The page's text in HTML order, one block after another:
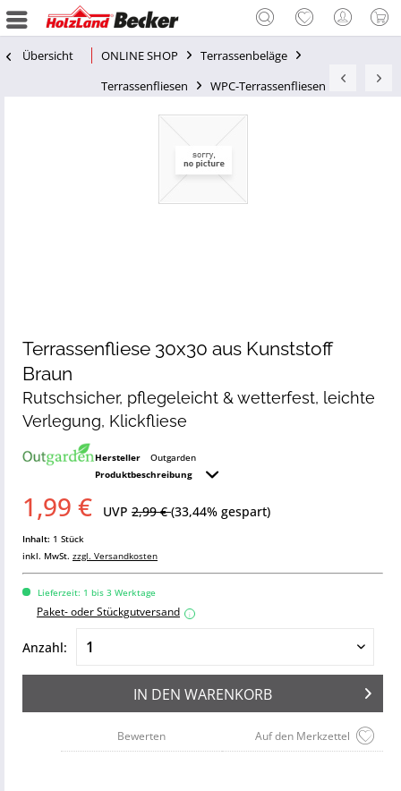
Übersicht ONLINE SHOP
Terrassenbeläge
Terrassenfliesen
WPC-Terrassenfliesen
Terrassenfliese 30x30 aus Kunststoff
Braun
Rutschsicher, pflegeleicht & wetterfest, leichte
Verlegung, Klickfliese
Hersteller
Outgarden
Produktbeschreibung
1,99 € UVP 2,99 €(33,44% gespart)
Inhalt: 1 Stück
inkl. MwSt. zzgl. Versandkosten
Lieferzeit: 1 bis 3 Werktage
Paket- oder Stückgutversand i
Anzahl:
IN DEN WARENKORB
Auf den Merkzettel
Bewerten